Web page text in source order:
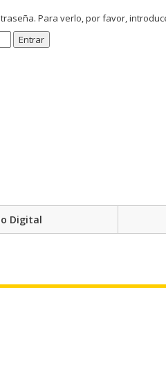
Para verlo, por favor,
Digital